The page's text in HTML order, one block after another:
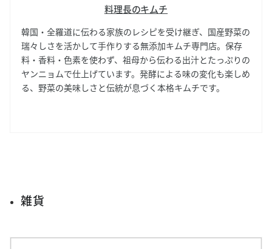
料理長のキムチ
韓国・全羅道に伝わる家族のレシピを受け継ぎ、国産野菜の
瑞々しさを活かして手作りする無添加キムチ専門店。保存
料・香料・色素を使わず、祖母から伝わる出汁とたっぷりの
ヤンニョムで仕上げています。発酵による味の変化も楽しめ
る、野菜の美味しさと伝統が息づく本格キムチです。
雑貨